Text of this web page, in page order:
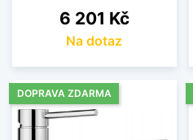
Cena
6 201 Kč
Na dotaz
DOPRAVA ZDARMA